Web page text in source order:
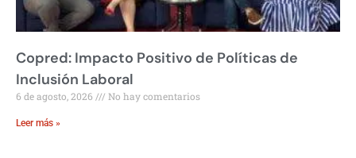
Copred: Impacto Positivo de Políticas de
Inclusión Laboral
6 de agosto, 2026 No hay comentarios
Leer más »